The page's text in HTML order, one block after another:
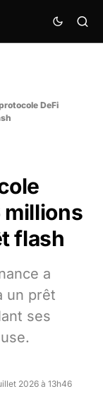
DeFi
millions
flash
a
un prêt
ses
2026 à 13h46